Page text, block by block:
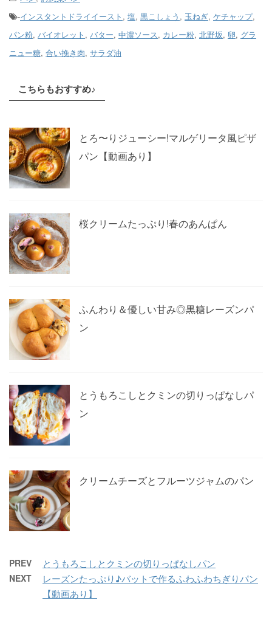
-インスタントドライイースト , 塩, 黒こしょう , 玉ねぎ, ケチャップ,
パン粉, バイオレット , バター, 中濃ソース, カレー粉, 北野坂, 卵, グラ
ニュー糖, 合い挽き肉, サラダ油
こちらもおすすめ♪
とろ〜りジューシー!マルゲリータ風ピザ
パン【動画あり】
桜クリームたっぷり!春のあんぱん
ふんわり＆優しい甘み◎黒糖レーズンパ
ン
とうもろこしとクミンの切りっぱなしパ
ン
クリームチーズとフルーツジャムのパン
PREV とうもろこしとクミンの切りっぱなしパン
NEXT
レーズンたっぷり♪バットで作るふわふわちぎりパン
【動画あり】